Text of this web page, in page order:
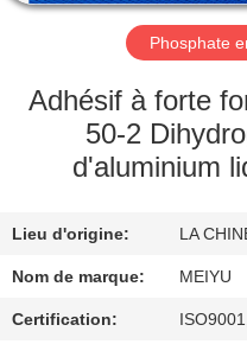
PROPOS
NOUS
VISITE
DE
L'USINE
Phosphate
Adhésif à forte
50-2
d'aluminium
Lieu d'origine: LA
Nom de marque: MEIYU
Certification: